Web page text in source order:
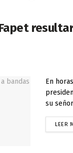
En
su
LEER